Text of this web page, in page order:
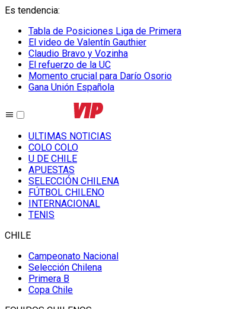
Es tendencia:
Tabla de Posiciones Liga de Primera
El video de Valentín Gauthier
Claudio Bravo y Vozinha
El refuerzo de la UC
Momento crucial para Darío Osorio
Gana Unión Española
ULTIMAS NOTICIAS
COLO COLO
U DE CHILE
APUESTAS
SELECCIÓN CHILENA
FÚTBOL CHILENO
INTERNACIONAL
TENIS
CHILE
Campeonato Nacional
Selección Chilena
Primera B
Copa Chile